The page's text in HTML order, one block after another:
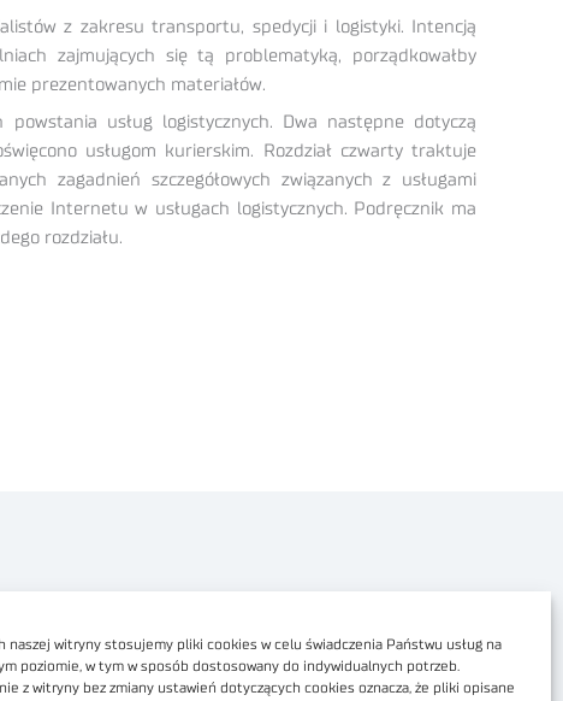
naszej witryny stosujemy pliki cookies w celu świadczenia Państwu usług na
poziomie, w tym w sposób dostosowany do indywidualnych potrzeb.
z witryny bez zmiany ustawień dotyczących cookies oznacza, że pliki opisane
z zakresu transportu, spedycji i logistyki. Intencją
zajmujących się tą problematyką, porządkowałby
prezentowanych materiałów.
usług logistycznych. Dwa następne dotyczą
usługom kurierskim. Rozdział czwarty traktuje
zagadnień szczegółowych związanych z usługami
Internetu w usługach logistycznych. Podręcznik ma
rozdziału.
Dostępność cyfrowa
Regulamin Portalu